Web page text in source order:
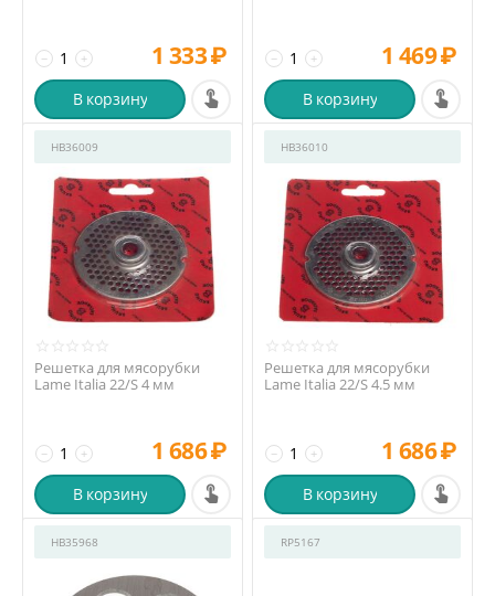
+
− 1 333₽
В корзину
+
− 1 469₽
В корзину
HB36009
Решетка для мясорубки
Lame Italia 22/S 4 мм
+
− 1 686₽
В корзину
HB36010
Решетка для мясорубки
Lame Italia 22/S 4.5 мм
+
− 1 686₽
В корзину
HB35968 RP5167